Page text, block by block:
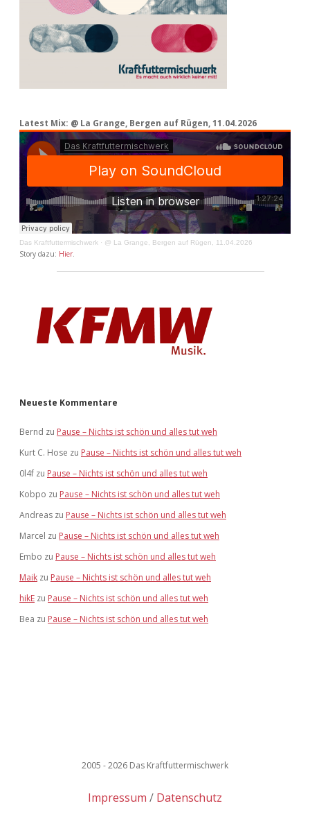
Latest Mix: @ La Grange, Bergen auf Rügen, 11.04.2026
Das Kraftfuttermischwerk · @ La Grange, Bergen auf Rügen, 11.04.2026
Story dazu: Hier
Neueste Kommentare
Bernd zu Pause – Nichts ist schön und alles tut weh
Kurt C. Hose zu Pause – Nichts ist schön und alles tut weh
0l4f zu Pause – Nichts ist schön und alles tut weh
Kobpo zu Pause – Nichts ist schön und alles tut weh
Andreas zu Pause – Nichts ist schön und alles tut weh
Marcel zu Pause – Nichts ist schön und alles tut weh
Embo zu Pause – Nichts ist schön und alles tut weh
Maik zu Pause – Nichts ist schön und alles tut weh
hikE zu Pause – Nichts ist schön und alles tut weh
Bea zu Pause – Nichts ist schön und alles tut weh
2005 - 2026 Das Kraftfuttermischwerk
Impressum Datenschutz